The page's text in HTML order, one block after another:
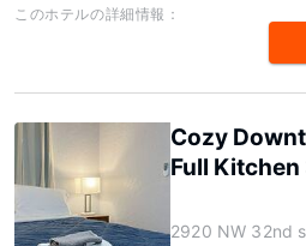
このホテルの詳細情報：
Cozy
Full
2920 NW 32nd